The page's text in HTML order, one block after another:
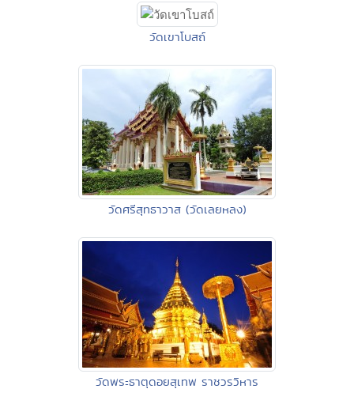
วัดเขาโบสถ์
วัดศรีสุทธาวาส (วัดเลยหลง)
วัดพระธาตุดอยสุเทพ ราชวรวิหาร